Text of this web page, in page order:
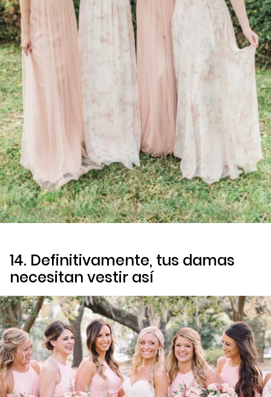
14. Definitivamente, tus damas
necesitan vestir así